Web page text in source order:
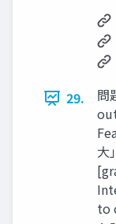
29.
問
大
to